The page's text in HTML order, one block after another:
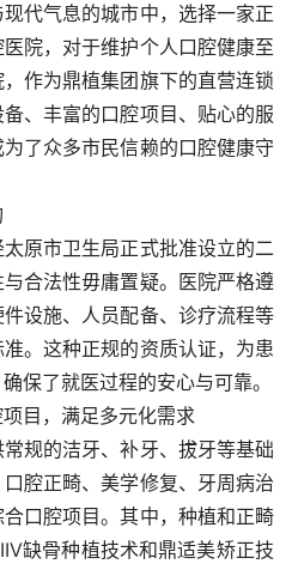
代气息的城市中，选择一家正
院，对于维护个人口腔健康至
作为鼎植集团旗下的直营连锁
、丰富的口腔项目、贴心的服
了众多市民信赖的口腔健康守
原市卫生局正式批准设立的二
合法性毋庸置疑。医院严格遵
设施、人员配备、诊疗流程等
。这种正规的资质认证，为患
保了就医过程的安心与可靠。
目，满足多元化需求
规的洁牙、补牙、拔牙等基础
腔正畸、美学修复、牙周病治
口腔项目。其中，种植和正畸
缺骨种植技术和鼎适美矫正技